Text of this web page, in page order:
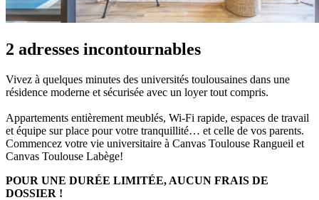
2 adresses incontournables
Vivez à quelques minutes des universités toulousaines dans une
résidence moderne et sécurisée avec un loyer tout compris.
Appartements entièrement meublés, Wi-Fi rapide, espaces de travail
et équipe sur place pour votre tranquillité… et celle de vos parents.
Commencez votre vie universitaire à Canvas Toulouse Rangueil et
Canvas Toulouse Labège!
POUR UNE DURÉE LIMITÉE, AUCUN FRAIS DE
DOSSIER !